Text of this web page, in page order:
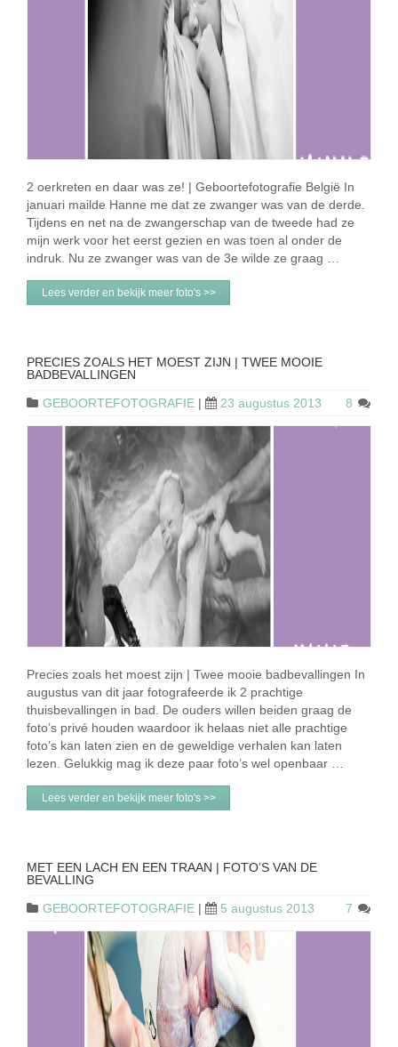
2 oerkreten en daar was ze! | Geboortefotografie België In
januari mailde Hanne me dat ze zwanger was van de derde.
Tijdens en net na de zwangerschap van de tweede had ze
mijn werk voor het eerst gezien en was toen al onder de
indruk. Nu ze zwanger was van de 3e wilde ze graag …
Lees verder en bekijk meer foto's >>
PRECIES ZOALS HET MOEST ZIJN | TWEE MOOIE
BADBEVALLINGEN
GEBOORTEFOTOGRAFIE | 23 augustus 2013 8
Precies zoals het moest zijn | Twee mooie badbevallingen In
augustus van dit jaar fotografeerde ik 2 prachtige
thuisbevallingen in bad. De ouders willen beiden graag de
foto’s privé houden waardoor ik helaas niet alle prachtige
foto’s kan laten zien en de geweldige verhalen kan laten
lezen. Gelukkig mag ik deze paar foto’s wel openbaar …
Lees verder en bekijk meer foto's >>
MET EEN LACH EN EEN TRAAN | FOTO’S VAN DE
BEVALLING
GEBOORTEFOTOGRAFIE | 5 augustus 2013 7